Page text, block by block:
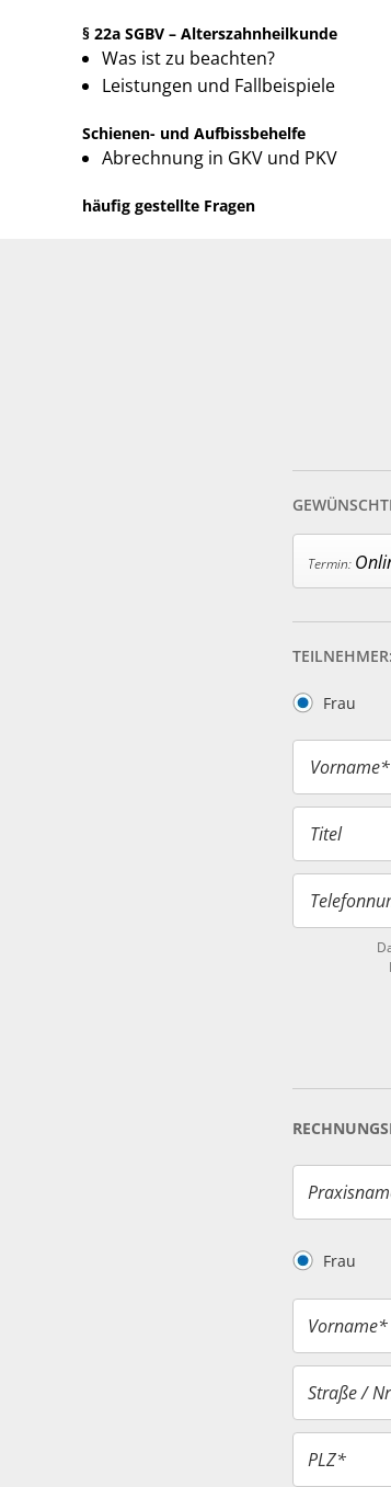
§ 22a SGBV – Alterszahnheilkunde
Was ist zu beachten?
Leistungen und Fallbeispiele
Schienen- und Aufbissbehelfe
Abrechnung in GKV und PKV
häufig gestellte Fragen
TEILNEHMER:
Frau
Vorname*
Titel
Frau
Vorname*
Straße /
PLZ*